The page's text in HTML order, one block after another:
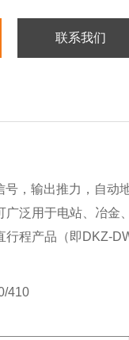
联系我们
，输出推力，自动
泛用于电站、冶金
程产品（即DKZ-